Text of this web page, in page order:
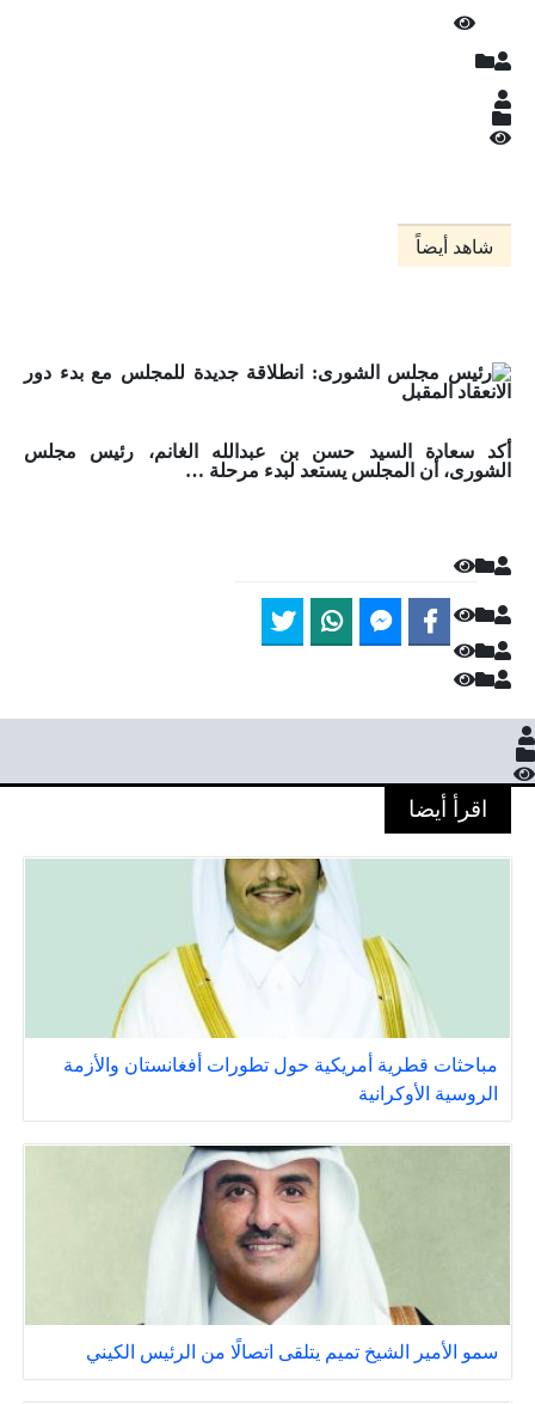
شاهد أيضاً
أكد سعادة السيد حسن بن عبدالله الغانم، رئيس مجلس
الشورى، أن المجلس يستعد لبدء مرحلة …
اقرأ أيضا
مباحثات قطرية أمريكية حول تطورات أفغانستان والأزمة
الروسية الأوكرانية
سمو الأمير الشيخ تميم يتلقى اتصالًا من الرئيس الكيني